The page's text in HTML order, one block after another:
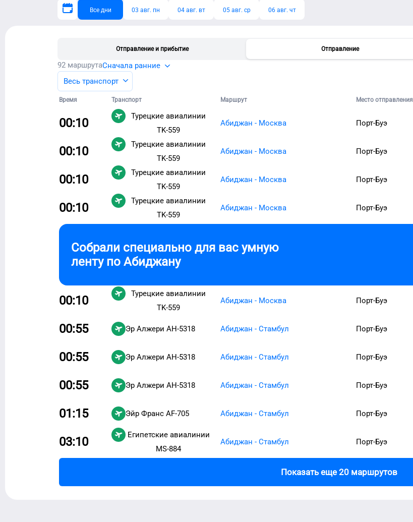
Все дни 03 авг. пн 04 авг. вт 05 авг. ср 06 авг. чт
Отправление и прибытие Отправление
92 маршрутаСначала ранние
Весь транспорт
Время Транспорт Маршрут Место отправления
00:10
Турецкие авиалинии
TK-559
Абиджан - Москва Порт-Буэ
00:10
Турецкие авиалинии
TK-559
Абиджан - Москва Порт-Буэ
00:10
Турецкие авиалинии
TK-559
Абиджан - Москва Порт-Буэ
00:10
Турецкие авиалинии
TK-559
Абиджан - Москва Порт-Буэ
Собрали специально для вас умную
ленту по Абиджану
00:10
Турецкие авиалинии
TK-559
Абиджан - Москва Порт-Буэ
00:55 Эр Алжери AH-5318 Абиджан - Стамбул Порт-Буэ
00:55 Эр Алжери AH-5318 Абиджан - Стамбул Порт-Буэ
00:55 Эр Алжери AH-5318 Абиджан - Стамбул Порт-Буэ
01:15 Эйр Франс AF-705 Абиджан - Стамбул Порт-Буэ
03:10
Египетские авиалинии
MS-884
Абиджан - Стамбул Порт-Буэ
Показать еще 20 маршрутов